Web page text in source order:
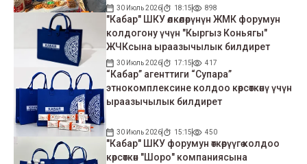
30 Июль 2026 18:15 898
"Кабар" ШКУ өлкөлөрүнүн ЖМК форумун
колдогону үчүн "Кыргыз Коньягы"
ЖЧКсына ыраазычылык билдирет
30 Июль 2026 17:15 417
“Кабар” агенттиги “Супара”
этнокомплексине колдоо көрсөткөнү үчүн
ыраазычылык билдирет
30 Июль 2026 15:15 450
"Кабар" ШКУ форумун өткөрүүгө колдоо
көрсөткөн "Шоро" компаниясына